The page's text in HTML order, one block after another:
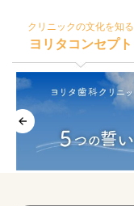
クリニックの文化を知る
ヨリタコンセプト